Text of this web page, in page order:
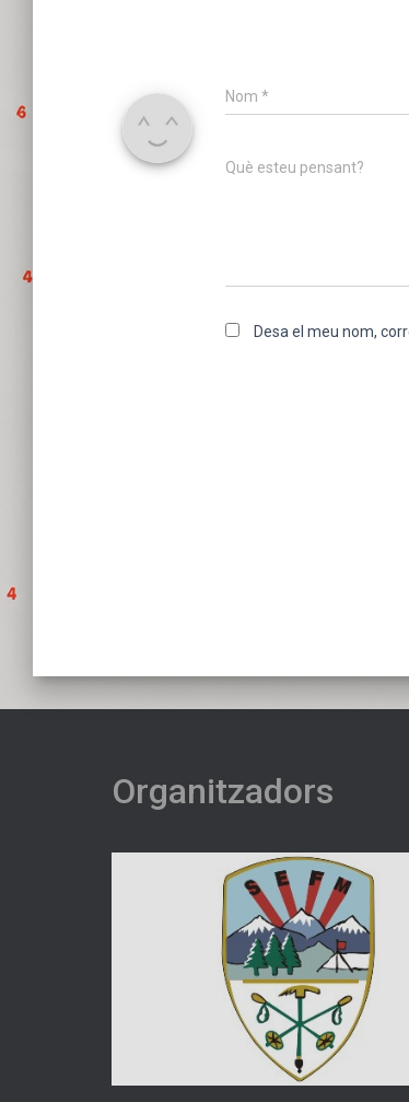
Nom *
Què esteu pensant?
Desa el meu nom,
Organitzadors